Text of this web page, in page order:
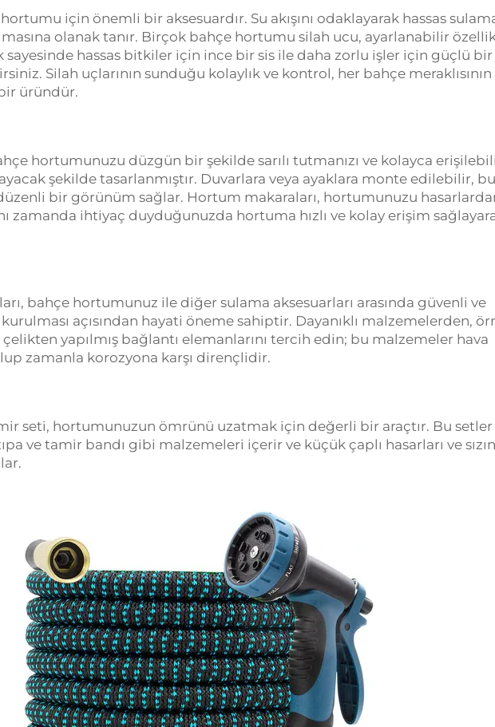
için önemli bir aksesuardır. Su akışını odaklayarak hassas
olanak tanır. Birçok bahçe hortumu silah ucu, ayarlanabilir
hassas bitkiler için ince bir sis ile daha zorlu işler için güçlü
Silah uçlarının sunduğu kolaylık ve kontrol, her bahçe meraklısının
üründür.
hortumunuzu düzgün bir şekilde sarılı tutmanızı ve kolayca
şekilde tasarlanmıştır. Duvarlara veya ayaklara monte edilebilir,
bir görünüm sağlar. Hortum makaraları, hortumunuzu
zamanda ihtiyaç duyduğunuzda hortuma hızlı ve kolay erişim
bahçe hortumunuz ile diğer sulama aksesuarları arasında güvenli ve
açısından hayati öneme sahiptir. Dayanıklı malzemelerden,
yapılmış bağlantı elemanlarını tercih edin; bu malzemeler hava
zamanla korozyona karşı dirençlidir.
seti, hortumunuzun ömrünü uzatmak için değerli bir araçtır. Bu setler
ve tamir bandı gibi malzemeleri içerir ve küçük çaplı hasarları ve